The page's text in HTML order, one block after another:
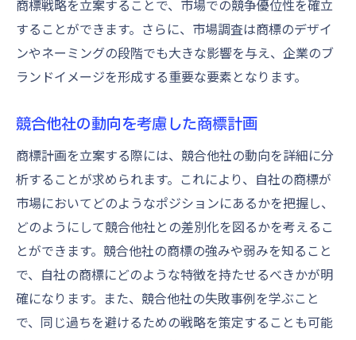
商標戦略を立案することで、市場での競争優位性を確立
することができます。さらに、市場調査は商標のデザイ
ンやネーミングの段階でも大きな影響を与え、企業のブ
ランドイメージを形成する重要な要素となります。
競合他社の動向を考慮した商標計画
商標計画を立案する際には、競合他社の動向を詳細に分
析することが求められます。これにより、自社の商標が
市場においてどのようなポジションにあるかを把握し、
どのようにして競合他社との差別化を図るかを考えるこ
とができます。競合他社の商標の強みや弱みを知ること
で、自社の商標にどのような特徴を持たせるべきかが明
確になります。また、競合他社の失敗事例を学ぶこと
で、同じ過ちを避けるための戦略を策定することも可能